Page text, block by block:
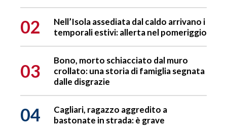
02
Nell’Isola assediata dal caldo arrivano i
temporali estivi: allerta nel pomeriggio
03
Bono, morto schiacciato dal muro
crollato: una storia di famiglia segnata
dalle disgrazie
04
Cagliari, ragazzo aggredito a
bastonate in strada: è grave